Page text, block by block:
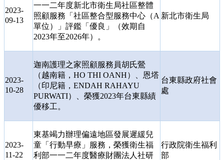
2023-
09-13
一一二年度新北市衛生局社區整體
照顧服務「社區整合型服務中心（A
單位）」評鑑「優良」（效期自
2023年至2026年）。
新北市衛生局
2023-
10-28
迦南護理之家照顧服務員胡氏鶯
（越南籍， HO THI OANH）、恩塔
（印尼籍， ENDAH RAHAYU
PURWATI）、榮獲2023年台東縣績
優移工。
台東縣政府社會
處
2023-
11-22
東基竭力辦理偏遠地區發展遲緩兒
童「行動早療」服務，榮獲衛生福
利部一一二年度醫療財團法人社研
行政院衛生福利
部